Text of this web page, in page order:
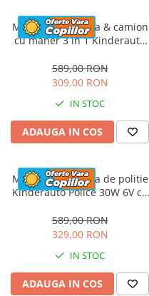
Masinuta electrica & camion
cu maner 3 in 1 Kinderauto
tapitat, music player
589,00 RON
309,00 RON
IN STOC
ADAUGA IN COS
Masinuta electrica de politie
Kinderauto Police 30W 6V cu
bluetooth, culoare Rosu
589,00 RON
329,00 RON
IN STOC
ADAUGA IN COS